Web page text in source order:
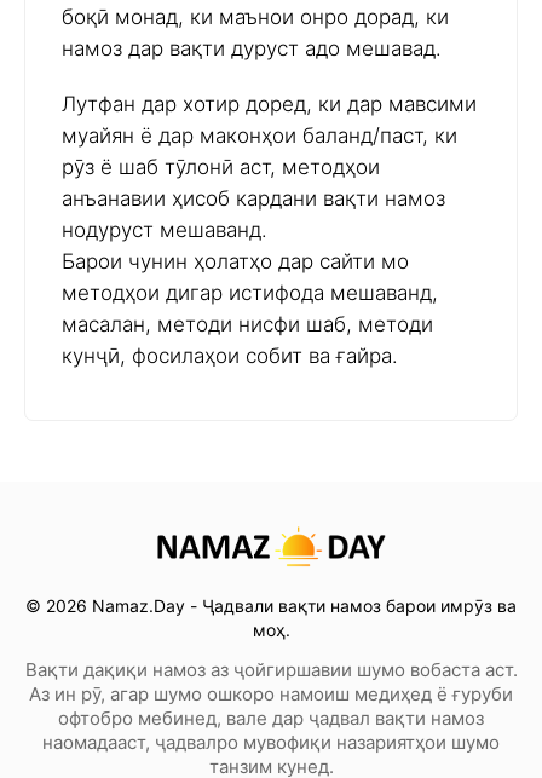
боқӣ монад, ки маънои онро дорад, ки
намоз дар вақти дуруст адо мешавад.
Лутфан дар хотир доред, ки дар мавсими
муайян ё дар маконҳои баланд/паст, ки
рӯз ё шаб тӯлонӣ аст, методҳои
анъанавии ҳисоб кардани вақти намоз
нодуруст мешаванд.
Барои чунин ҳолатҳо дар сайти мо
методҳои дигар истифода мешаванд,
масалан, методи нисфи шаб, методи
кунҷӣ, фосилаҳои собит ва ғайра.
© 2026 Namaz.Day - Ҷадвали вақти намоз барои имрӯз ва
моҳ.
Вақти дақиқи намоз аз ҷойгиршавии шумо вобаста аст.
Аз ин рӯ, агар шумо ошкоро намоиш медиҳед ё ғуруби
офтобро мебинед, вале дар ҷадвал вақти намоз
наомадааст, ҷадвалро мувофиқи назариятҳои шумо
танзим кунед.